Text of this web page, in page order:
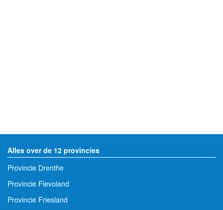
Alles over de 12 provincies
Provincie Drenthe
Provincie Flevoland
Provincie Friesland